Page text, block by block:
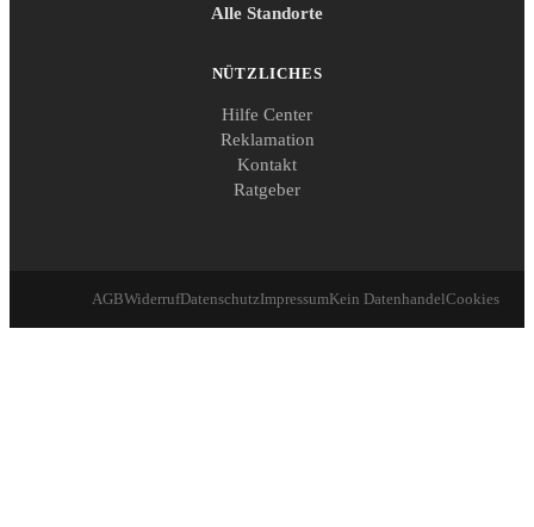
Alle Standorte
NÜTZLICHES
Hilfe Center
Reklamation
Kontakt
Ratgeber
AGBWiderrufDatenschutzImpressumKein DatenhandelCookies